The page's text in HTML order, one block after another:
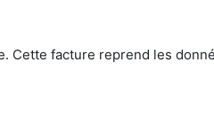
Cette facture reprend les